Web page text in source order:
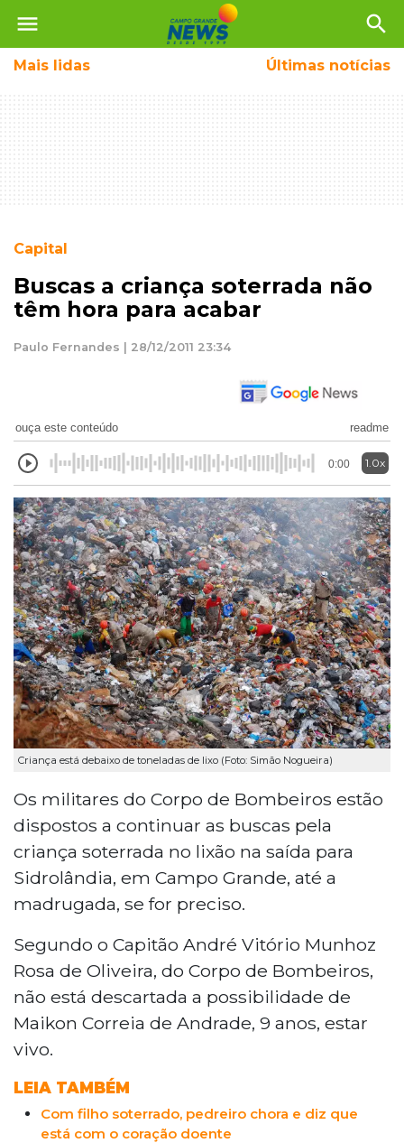
menu search
Mais lidas Últimas notícias
Capital
Buscas a criança soterrada não
têm hora para acabar
Paulo Fernandes | 28/12/2011 23:34
ouça este conteúdo readme
0:00 1.0x
Criança está debaixo de toneladas de lixo (Foto: Simão Nogueira)
Os militares do Corpo de Bombeiros estão
dispostos a continuar as buscas pela
criança soterrada no lixão na saída para
Sidrolândia, em Campo Grande, até a
madrugada, se for preciso.
Segundo o Capitão André Vitório Munhoz
Rosa de Oliveira, do Corpo de Bombeiros,
não está descartada a possibilidade de
Maikon Correia de Andrade, 9 anos, estar
vivo.
LEIA TAMBÉM
Com filho soterrado, pedreiro chora e diz que
está com o coração doente